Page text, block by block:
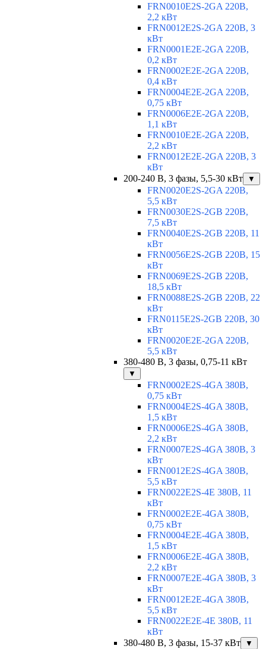
FRN0010E2S-2GA 220В,
2,2 кВт
FRN0012E2S-2GA 220В, 3
кВт
FRN0001E2E-2GA 220В,
0,2 кВт
FRN0002E2E-2GA 220В,
0,4 кВт
FRN0004E2E-2GA 220В,
0,75 кВт
FRN0006E2E-2GA 220В,
1,1 кВт
FRN0010E2E-2GA 220В,
2,2 кВт
FRN0012E2E-2GA 220В, 3
кВт
200-240 В, 3 фазы, 5,5-30 кВт
▼
FRN0020E2S-2GA 220В,
5,5 кВт
FRN0030E2S-2GB 220В,
7,5 кВт
FRN0040E2S-2GB 220В, 11
кВт
FRN0056E2S-2GB 220В, 15
кВт
FRN0069E2S-2GB 220В,
18,5 кВт
FRN0088E2S-2GB 220В, 22
кВт
FRN0115E2S-2GB 220В, 30
кВт
FRN0020E2E-2GA 220В,
5,5 кВт
380-480 В, 3 фазы, 0,75-11 кВт
▼
FRN0002E2S-4GA 380В,
0,75 кВт
FRN0004E2S-4GA 380В,
1,5 кВт
FRN0006E2S-4GA 380В,
2,2 кВт
FRN0007E2S-4GA 380В, 3
кВт
FRN0012E2S-4GA 380В,
5,5 кВт
FRN0022E2S-4E 380В, 11
кВт
FRN0002E2E-4GA 380В,
0,75 кВт
FRN0004E2E-4GA 380В,
1,5 кВт
FRN0006E2E-4GA 380В,
2,2 кВт
FRN0007E2E-4GA 380В, 3
кВт
FRN0012E2E-4GA 380В,
5,5 кВт
FRN0022E2E-4E 380В, 11
кВт
380-480 В, 3 фазы, 15-37 кВт
▼